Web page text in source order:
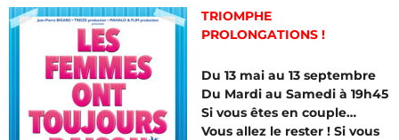
TRIOMPHE
PROLONGATIONS !
Du 13 mai au 13 septembre
Du Mardi au Samedi à 19h45
Si vous êtes en couple…
Vous allez le rester ! Si vous